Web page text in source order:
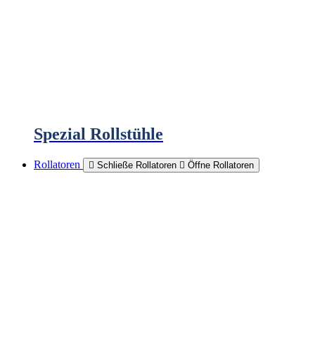
Spezial Rollstühle
Rollatoren Schließe Rollatoren Öffne Rollatoren